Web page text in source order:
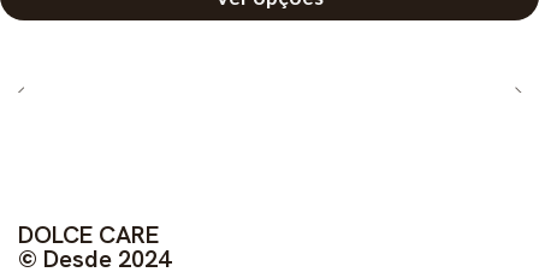
DOLCE CARE
© Desde 2024